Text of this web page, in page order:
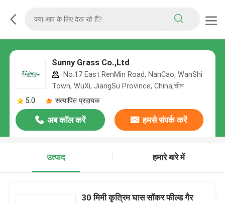
Sunny Grass Co.,Ltd
No.17 East RenMin Road, NanCao, WanShi
Town, WuXi, JiangSu Province, China,चीन
5.0
सत्यापित प्रदायक
अब कॉल करें हमसे संपर्क करें
उत्पाद हमारे बारे में
30 मिमी कृत्रिम घास सॉकर फील्ड गैर